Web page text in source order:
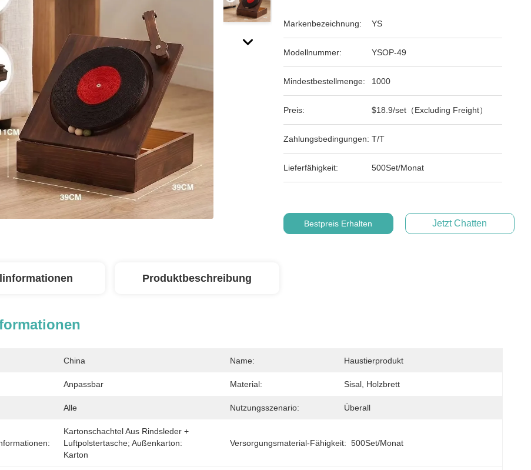
Markenbezeichnung: YS
Modellnummer: YSOP-49
Mindestbestellmenge: 1000
Preis: $18.9/set（Excluding Freight）
Zahlungsbedingungen: T/T
Lieferfähigkeit: 500Set/Monat
Bestpreis Erhalten Jetzt Chatten
Produktbeschreibung
China Name: Haustierprodukt
Anpassbar Material: Sisal, Holzbrett
Alle Nutzungsszenario: Überall
Kartonschachtel Aus Rindsleder +
Luftpolstertasche; Außenkarton:
Karton
Versorgungsmaterial-Fähigkeit: 500Set/Monat